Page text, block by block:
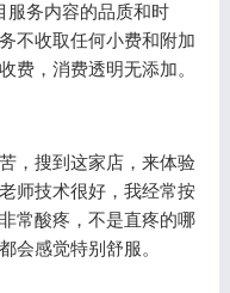
服务内容的品质和时
不收取任何小费和附加
费，消费透明无添加。
，搜到这家店，来体验
师技术很好，我经常按
常酸疼，不是直疼的哪
会感觉特别舒服。